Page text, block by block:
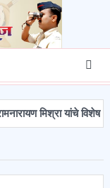
यांचे विशेष सहकार्य.